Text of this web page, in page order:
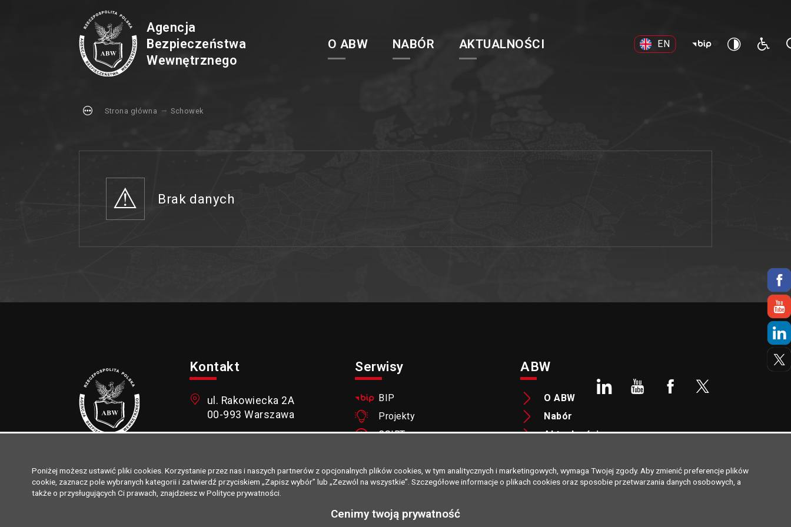
Agencja
Bezpieczeństwa
Wewnętrznego
O ABW NABÓR AKTUALNOŚCI EN
Strona główna Schowek
Brak danych
Bezpieczeństwa
Wewnętrznego
Kontakt
ul. Rakowiecka 2A
00-993 Warszawa
poczta@abw.gov.pl
Serwisy
BIP
Projekty
CSIRT
System
antyterrorystyczny
ABW
O ABW
Nabór
Aktualności
Poniżej możesz ustawić pliki cookies. Korzystanie przez nas i naszych partnerów z opcjonalnych plików cookies, w tym analitycznych i marketingowych, wymaga Twojej zgody. Aby zmienić preferencje plików
cookie, zaznacz pole wybranych kategorii i zatwierdź przyciskiem „Zapisz wybór” lub „Zezwól na wszystkie”. Szczegółowe informacje o plikach cookies oraz sposobie przetwarzania danych osobowych, a
także o przysługujących Ci prawach, znajdziesz w Polityce prywatności.
Cenimy twoją prywatność